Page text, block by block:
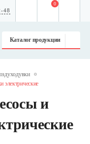
48
Каталог продукции
0
электрические
и